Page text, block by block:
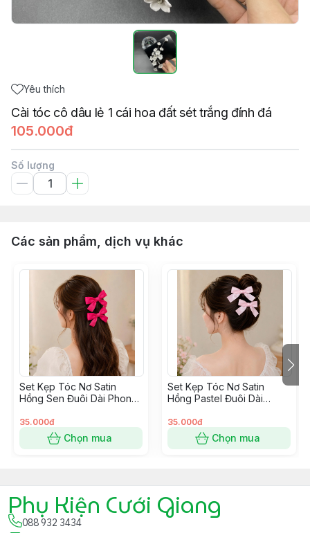
Yêu thích
Cài tóc cô dâu lẻ 1 cái hoa đất sét trắng đính đá
105.000đ
Số lượng
Các sản phẩm, dịch vụ khác
Set Kẹp Tóc Nơ Satin
Hồng Sen Đuôi Dài Phong
35.000đ
Chọn mua
Set Kẹp Tóc Nơ Satin
Hồng Pastel Đuôi Dài
35.000đ
Chọn mua
Phụ Kiện Cưới Giang
088 932 3434